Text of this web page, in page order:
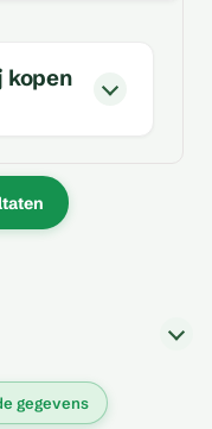
kopen
gegevens